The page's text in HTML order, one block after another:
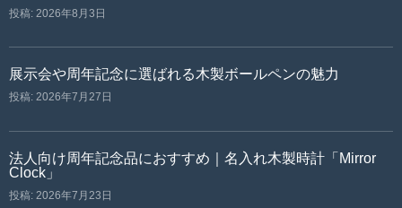
投稿: 2026年8月3日
展示会や周年記念に選ばれる木製ボールペンの魅力
投稿: 2026年7月27日
法人向け周年記念品におすすめ｜名入れ木製時計「Mirror
Clock」
投稿: 2026年7月23日